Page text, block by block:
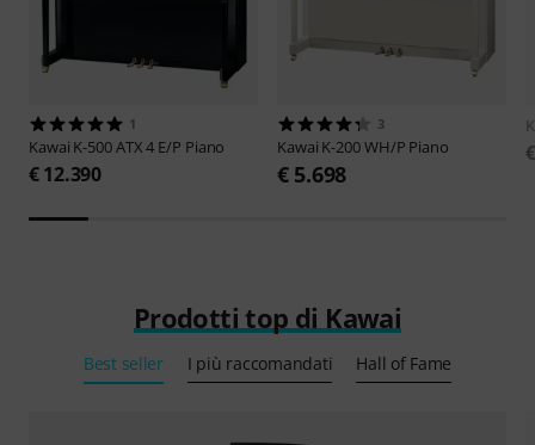
1
Kawai K-500 ATX 4 E/P Piano
€ 12.390
3
Kawai K-200 WH/P Piano
€ 5.698
Prodotti top di Kawai
Best seller I più raccomandati Hall of Fame